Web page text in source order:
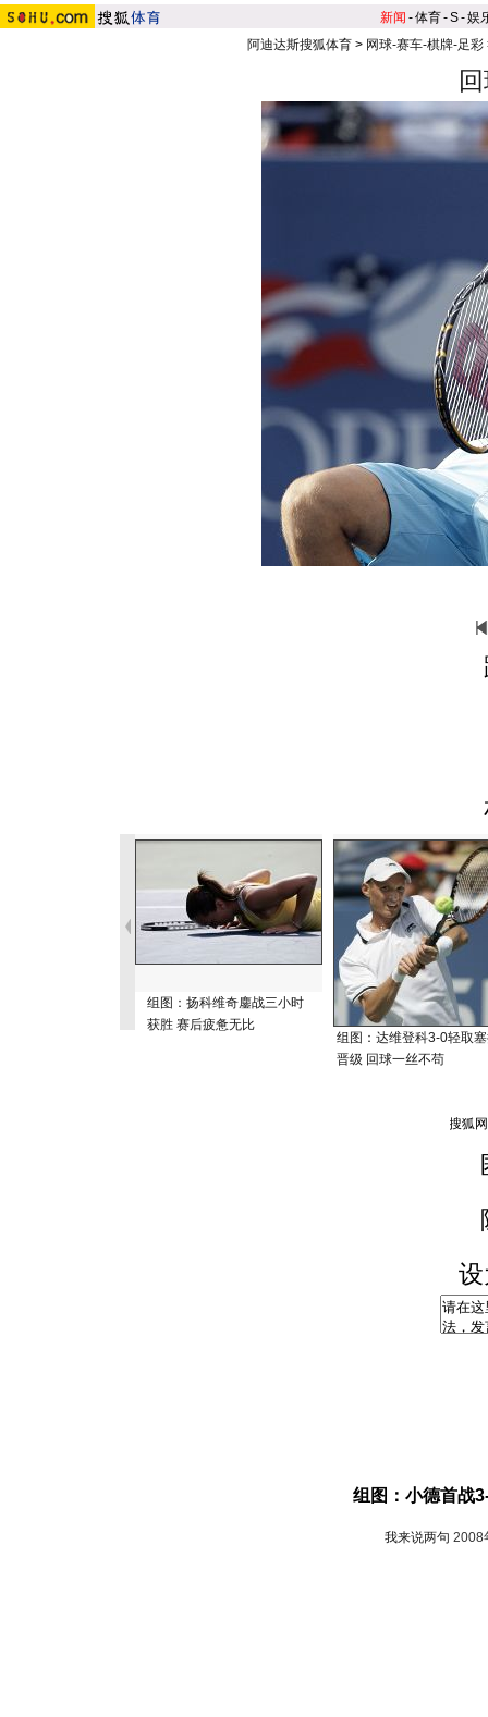
新闻 -体育-S-娱
阿迪达斯搜狐体育 > 网球-赛车-棋牌-足彩
组图：扬科维奇鏖战三小时
获胜 赛后疲惫无比
组图：达维登科3-0轻取
晋级 回球一丝不苟
组图：小德首战
我来说两句 2008